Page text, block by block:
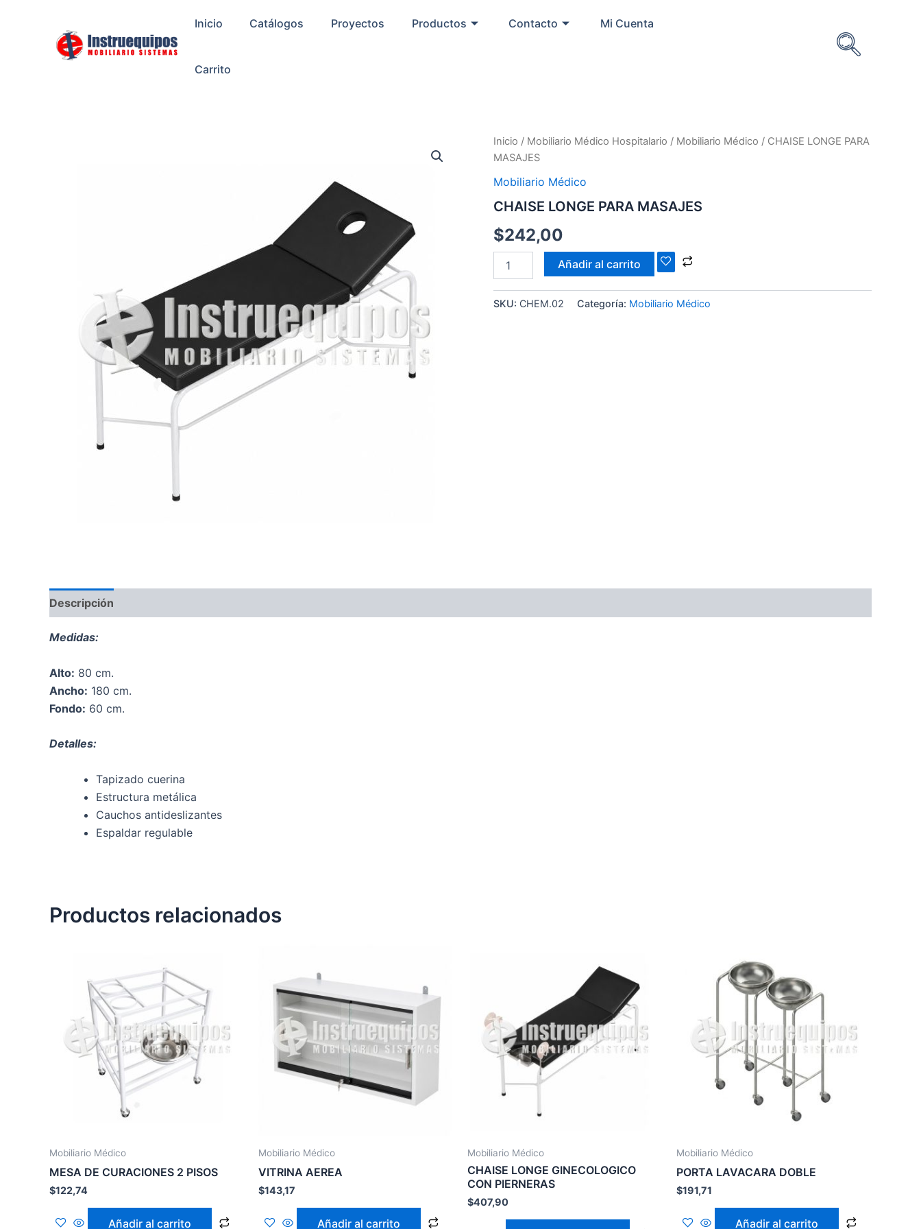
Inicio Catálogos Proyectos Productos Contacto Mi Cuenta
Carrito
Inicio / Mobiliario Médico Hospitalario / Mobiliario Médico / CHAISE LONGE PARA
MASAJES
Mobiliario Médico
CHAISE LONGE PARA MASAJES
$242,00
CHAISE
LONGE
MASAJES
Añadir al carrito
SKU: CHEM.02 Categoría: Mobiliario Médico
Descripción
Medidas:
Alto: 80 cm.
Ancho: 180 cm.
Fondo: 60 cm.
Detalles:
Tapizado cuerina
Estructura metálica
Cauchos antideslizantes
Espaldar regulable
Productos relacionados
Mobiliario Médico
MESA DE CURACIONES 2 PISOS
$122,74
Añadir al carrito
Mobiliario Médico
VITRINA AEREA
$143,17
Añadir al carrito
Mobiliario Médico
CHAISE LONGE GINECOLOGICO
CON PIERNERAS
$407,90
Mobiliario Médico
PORTA LAVACARA DOBLE
$191,71
Añadir al carrito